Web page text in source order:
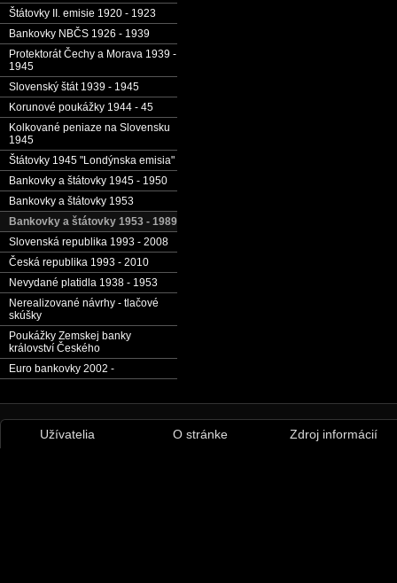
Štátovky II. emisie 1920 - 1923
Bankovky NBČS 1926 - 1939
Protektorát Čechy a Morava 1939 -
1945
Slovenský štát 1939 - 1945
Korunové poukážky 1944 - 45
Kolkované peniaze na Slovensku
1945
Štátovky 1945 "Londýnska emisia"
Bankovky a štátovky 1945 - 1950
Bankovky a štátovky 1953
Bankovky a štátovky 1953 - 1989
Slovenská republika 1993 - 2008
Česká republika 1993 - 2010
Nevydané platidla 1938 - 1953
Nerealizované návrhy - tlačové
skúšky
Poukážky Zemskej banky
království Českého
Euro bankovky 2002 -
Užívatelia O stránke Zdroj informácií